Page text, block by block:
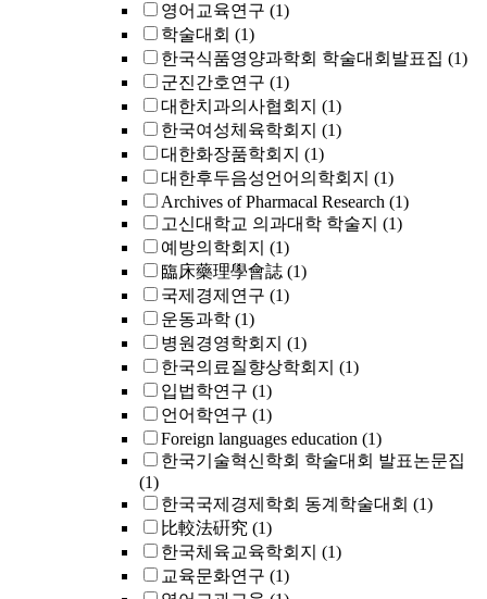
영어교육연구 (1)
학술대회 (1)
한국식품영양과학회 학술대회발표집 (1)
군진간호연구 (1)
대한치과의사협회지 (1)
한국여성체육학회지 (1)
대한화장품학회지 (1)
대한후두음성언어의학회지 (1)
Archives of Pharmacal Research (1)
고신대학교 의과대학 학술지 (1)
예방의학회지 (1)
臨床藥理學會誌 (1)
국제경제연구 (1)
운동과학 (1)
병원경영학회지 (1)
한국의료질향상학회지 (1)
입법학연구 (1)
언어학연구 (1)
Foreign languages education (1)
한국기술혁신학회 학술대회 발표논문집
(1)
한국국제경제학회 동계학술대회 (1)
比較法硏究 (1)
한국체육교육학회지 (1)
교육문화연구 (1)